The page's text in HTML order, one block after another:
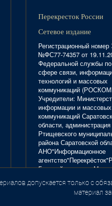
Перекресток России
Сетевое издание
Регистрационный номер
№ФС77-74357 от
Федеральной службы
сфере связи,
технологий и массовых
коммуникаций
Учредители:
информации и массовых
коммуникаций
области, администрация
Ртищевского
района Саратовской
АНО"Информационное
Главный редактор
Тел. 8(84540)4-20-72;
рекламы - 4-29-10.
допускается только с
материал